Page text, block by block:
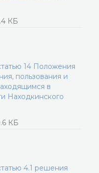
КБ
14 Положения
пользования и
в
Находкинского
КБ
4.1 решения